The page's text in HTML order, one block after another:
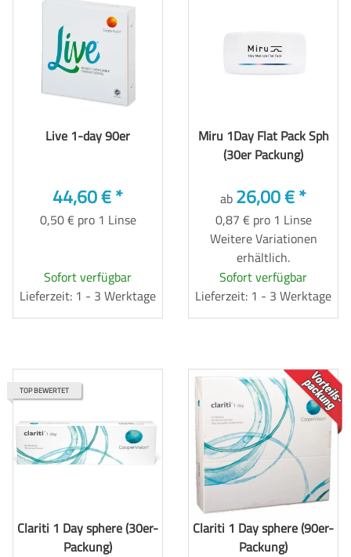
Live 1-day 90er
44,60 €*
0,50 € pro 1 Linse
Sofort verfügbar
Lieferzeit: 1 - 3 Werktage
Miru 1Day Flat Pack Sph
(30er Packung)
ab 26,00 €*
0,87 € pro 1 Linse
Weitere Variationen
erhältlich.
Sofort verfügbar
Lieferzeit: 1 - 3 Werktage
TOP BEWERTET
Clariti 1 Day sphere (30er-
Packung)
TOP
Clariti 1 Day sphere (90er-
Packung)